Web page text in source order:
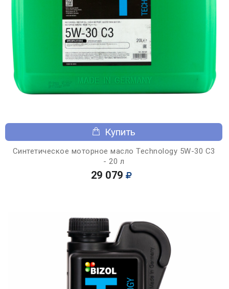
Купить
Синтетическое моторное масло Technology 5W-30 C3
- 20 л
29 079